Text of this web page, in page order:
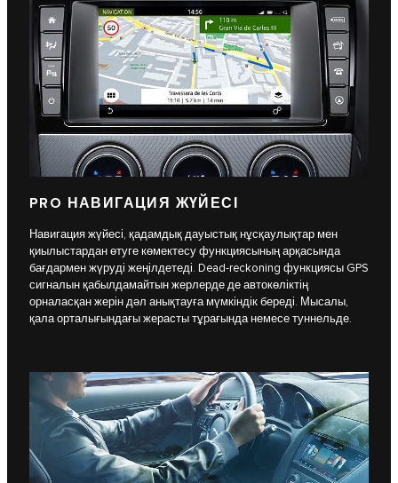
PRO НАВИГАЦИЯ ЖҮЙЕСІ
Навигация жүйесі, қадамдық дауыстық нұсқаулықтар мен
қиылыстардан өтуге көмектесу функциясының арқасында
бағдармен жүруді жеңілдетеді. Dead-reckoning функциясы GPS
сигналын қабылдамайтын жерлерде де автокөліктің
орналасқан жерін дәл анықтауға мүмкіндік береді. Мысалы,
қала орталығындағы жерасты тұрағында немесе туннельде.